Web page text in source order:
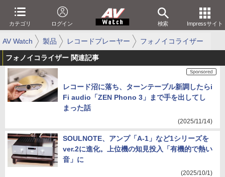
カテゴリ ログイン 検索 Impressサイト
AV Watch 製品 レコードプレーヤー フォノイコライザー
フォノイコライザー 関連記事
レコード沼に落ち、ターンテーブル新調したらi
Fi audio「ZEN Phono 3」まで手を出してし
まった話
(2025/11/14)
SOULNOTE、アンプ「A-1」など1シリーズを
ver.2に進化。上位機の知見投入「有機的で熱い
音」に
(2025/10/1)